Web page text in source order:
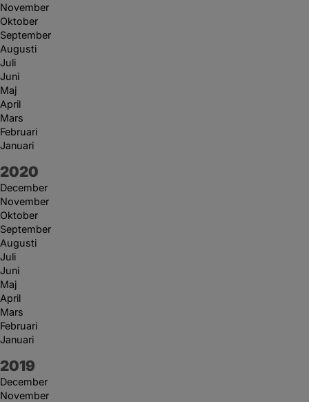
November
Oktober
September
Augusti
Juli
Juni
Maj
April
Mars
Februari
Januari
År:
2020
December
November
Oktober
September
Augusti
Juli
Juni
Maj
April
Mars
Februari
Januari
År:
2019
December
November